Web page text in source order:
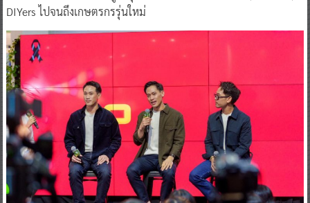
DIYers ไปจนถึงเกษตรกรรุ่นใหม่